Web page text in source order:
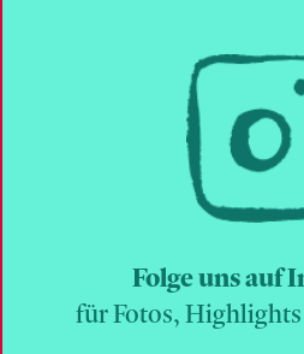
Folge uns auf
für Fotos,